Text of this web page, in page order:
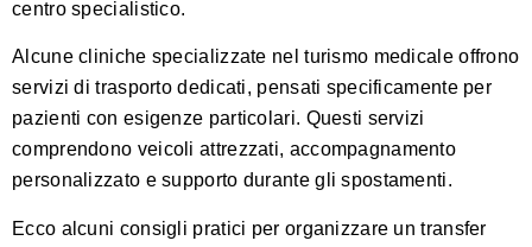
centro specialistico.
Alcune cliniche specializzate nel turismo medicale offrono
servizi di trasporto dedicati, pensati specificamente per
pazienti con esigenze particolari. Questi servizi
comprendono veicoli attrezzati, accompagnamento
personalizzato e supporto durante gli spostamenti.
Ecco alcuni consigli pratici per organizzare un transfer